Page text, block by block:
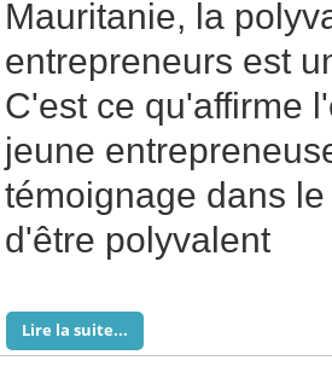
Mauritanie, la
entrepreneurs est
C'est ce qu'affirme
jeune
témoignage dans
d'être polyvalent
Lire la suite...